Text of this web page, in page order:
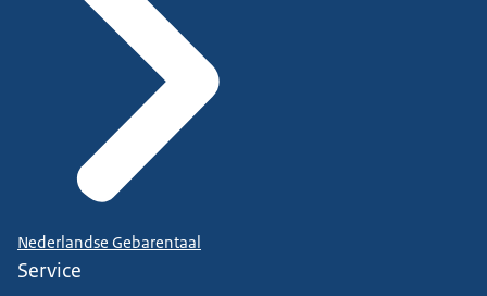
Nederlandse Gebarentaal
Service